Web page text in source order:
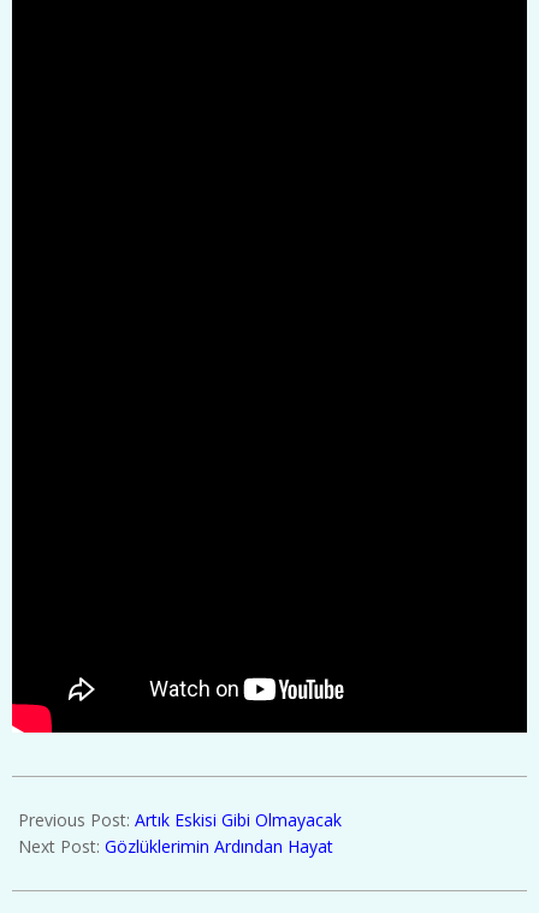
04-
26
Previous Post: Artık Eskisi Gibi Olmayacak
Next Post: Gözlüklerimin Ardından Hayat